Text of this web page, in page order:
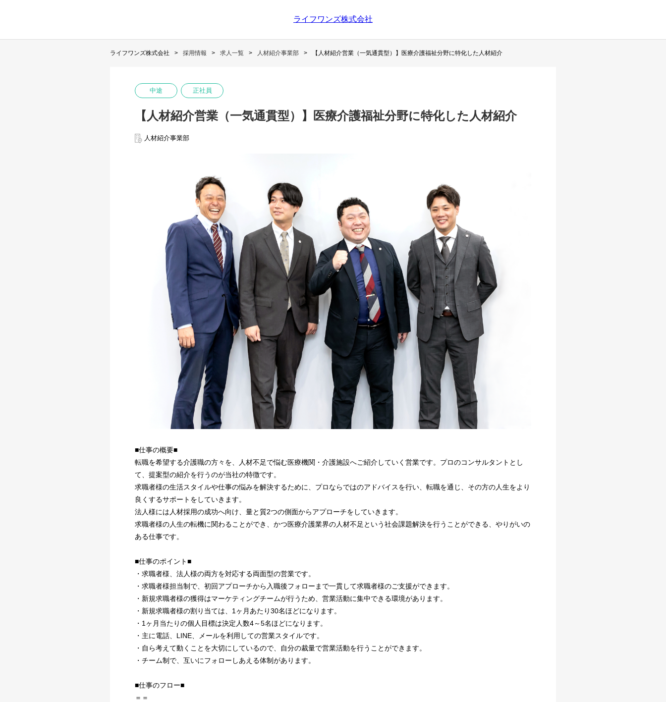
ライフワンズ株式会社
ライフワンズ株式会社 採用情報 求人一覧 人材紹介事業部 【人材紹介営業（一気通貫型）】医療介護福祉分野に特化した人材紹介
中途 正社員
【人材紹介営業（一気通貫型）】医療介護福祉分野に特化した人材紹介
人材紹介事業部
■仕事の概要■
転職を希望する介護職の方々を、人材不足で悩む医療機関・介護施設へご紹介していく営業です。プロのコンサルタントとし
て、提案型の紹介を行うのが当社の特徴です。
求職者様の生活スタイルや仕事の悩みを解決するために、プロならではのアドバイスを行い、転職を通じ、その方の人生をより
良くするサポートをしていきます。
法人様には人材採用の成功へ向け、量と質2つの側面からアプローチをしていきます。
求職者様の人生の転機に関わることができ、かつ医療介護業界の人材不足という社会課題解決を行うことができる、やりがいの
ある仕事です。
■仕事のポイント■
・求職者様、法人様の両方を対応する両面型の営業です。
・求職者様担当制で、初回アプローチから入職後フォローまで一貫して求職者様のご支援ができます。
・新規求職者様の獲得はマーケティングチームが行うため、営業活動に集中できる環境があります。
・新規求職者様の割り当ては、1ヶ月あたり30名ほどになります。
・1ヶ月当たりの個人目標は決定人数4～5名ほどになります。
・主に電話、LINE、メールを利用しての営業スタイルです。
・自ら考えて動くことを大切にしているので、自分の裁量で営業活動を行うことができます。
・チーム制で、互いにフォローしあえる体制があります。
■仕事のフロー■
＝＝